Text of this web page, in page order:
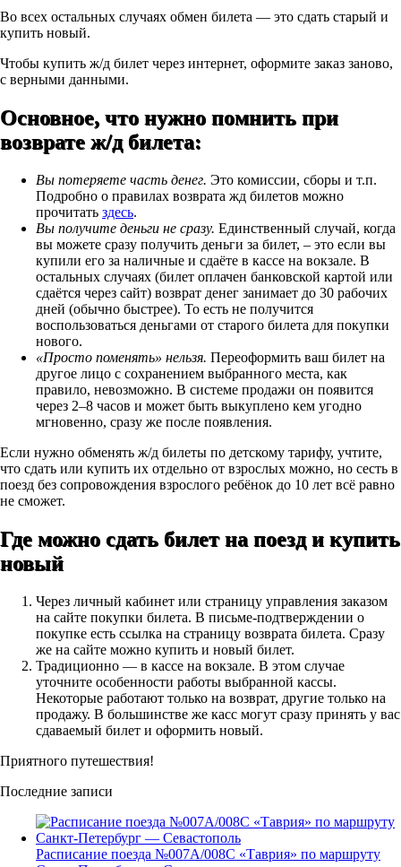
Во всех остальных случаях обмен билета — это сдать старый и
купить новый.
Чтобы купить ж/д билет через интернет, оформите заказ заново,
с верными данными.
Основное, что нужно помнить при
возврате ж/д билета:
Вы потеряете часть денег. Это комиссии, сборы и т.п.
Подробно о правилах возврата жд билетов можно
прочитать здесь.
Вы получите деньги не сразу. Единственный случай, когда
вы можете сразу получить деньги за билет, – это если вы
купили его за наличные и сдаёте в кассе на вокзале. В
остальных случаях (билет оплачен банковской картой или
сдаётся через сайт) возврат денег занимает до 30 рабочих
дней (обычно быстрее). То есть не получится
воспользоваться деньгами от старого билета для покупки
нового.
«Просто поменять» нельзя. Переоформить ваш билет на
другое лицо с сохранением выбранного места, как
правило, невозможно. В системе продажи он появится
через 2–8 часов и может быть выкуплено кем угодно
мгновенно, сразу же после появления.
Если нужно обменять ж/д билеты по детскому тарифу, учтите,
что сдать или купить их отдельно от взрослых можно, но сесть в
поезд без сопровождения взрослого ребёнок до 10 лет всё равно
не сможет.
Где можно сдать билет на поезд и купить
новый
Через личный кабинет или страницу управления заказом
на сайте покупки билета. В письме-подтверждении о
покупке есть ссылка на страницу возврата билета. Сразу
же на сайте можно купить и новый билет.
Традиционно — в кассе на вокзале. В этом случае
уточните особенности работы выбранной кассы.
Некоторые работают только на возврат, другие только на
продажу. В большинстве же касс могут сразу принять у вас
сдаваемый билет и оформить новый.
Приятного путешествия!
Последние записи
Расписание поезда №007А/008С «Таврия» по маршруту